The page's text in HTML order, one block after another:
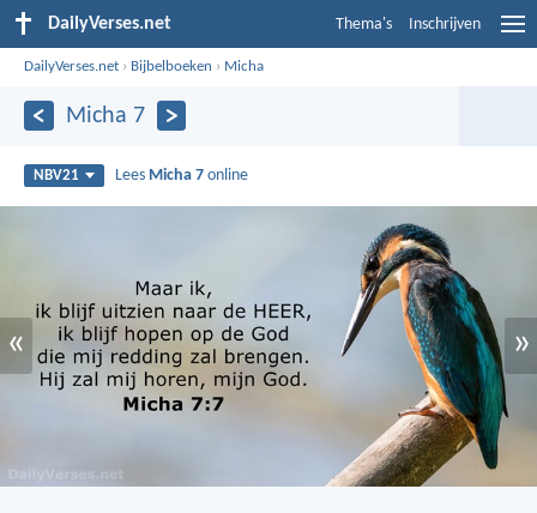
DailyVerses.net Thema's Inschrijven
DailyVerses.net › Bijbelboeken › Micha
Micha 7
NBV21 Lees Micha 7 online
« »